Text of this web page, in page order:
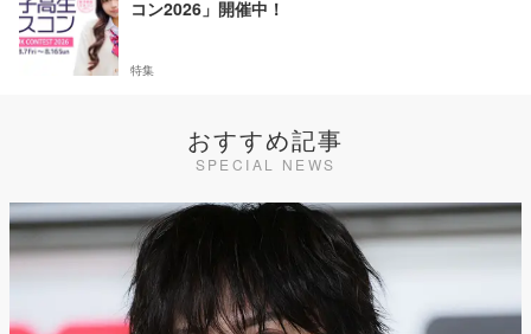
コン2026」開催中！
特集
おすすめ記事
SPECIAL NEWS